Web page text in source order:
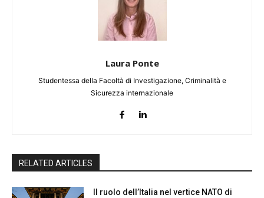
Laura Ponte
Studentessa della Facoltà di Investigazione, Criminalità e
Sicurezza internazionale
RELATED ARTICLES
Il ruolo dell’Italia nel vertice NATO di